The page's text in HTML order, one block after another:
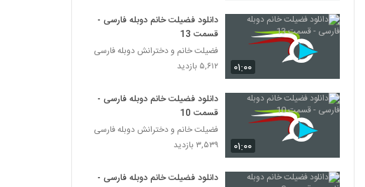
۰۱:۰۰
دانلود فضیلت خانم دوبله فارسی -
قسمت 13
فضیلت خانم و دخترانش دوبله فارسی
۵,۶۱۲ بازدید
۰۱:۰۰
دانلود فضیلت خانم دوبله فارسی -
قسمت 10
فضیلت خانم و دخترانش دوبله فارسی
۳,۵۳۹ بازدید
دانلود فضیلت خانم دوبله فارسی -